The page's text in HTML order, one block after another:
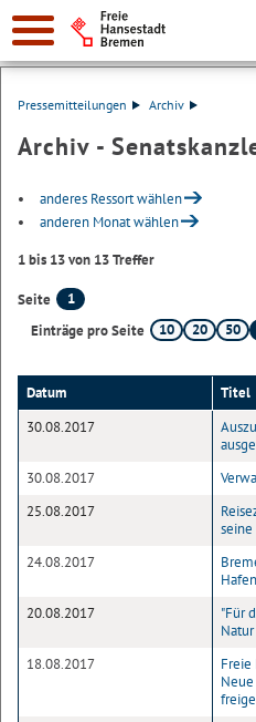
Suche:
Pressemitteilungen Archiv
Archiv -
anderes Ressort wählen
anderen Monat wählen
1 bis 13 von 13 Treffer
Seite
1
Einträge pro Seite
10 20 50
Datum
Titel
30.08.2017
30.08.2017
25.08.2017
24.08.2017
20.08.2017
"Für
18.08.2017
Freie